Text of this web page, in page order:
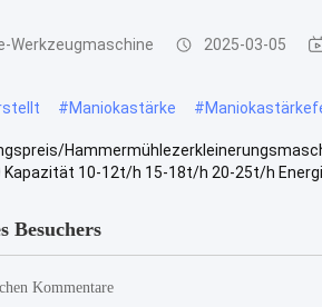
Werkzeugmaschine 2025-03-05
#Maniokastärke #
Kapazität 10-12t/h 15-18t/h 20-25t/h
Besuchers
Kommentare